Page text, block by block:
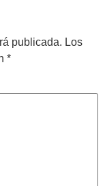
publicada. Los
*